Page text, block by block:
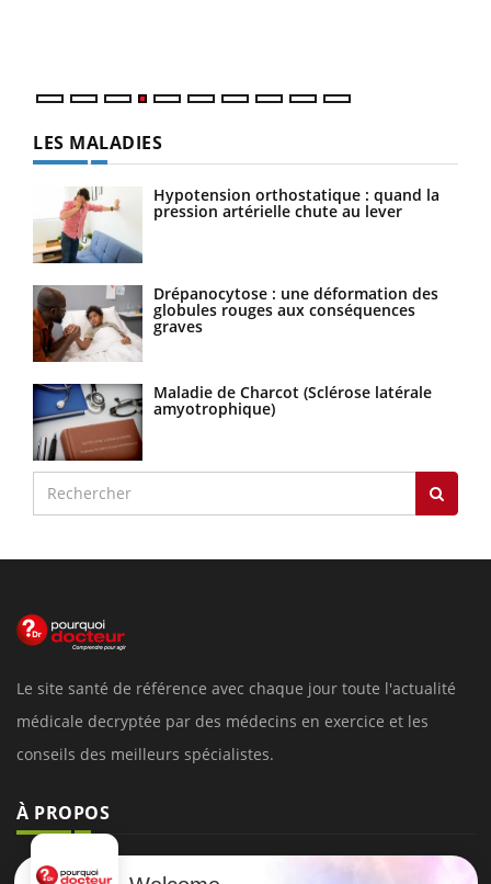
LES MALADIES
Hypotension orthostatique : quand la
pression artérielle chute au lever
Drépanocytose : une déformation des
globules rouges aux conséquences
graves
Maladie de Charcot (Sclérose latérale
amyotrophique)
Le site santé de référence avec chaque jour toute l'actualité
médicale decryptée par des médecins en exercice et les
conseils des meilleurs spécialistes.
À PROPOS
Données personnelles et cookies